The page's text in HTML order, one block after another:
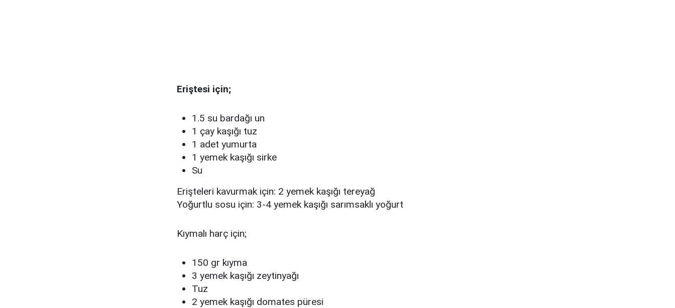
Eriştesi için;
1.5 su bardağı un
1 çay kaşığı tuz
1 adet yumurta
1 yemek kaşığı sirke
Su
Erişteleri kavurmak için: 2 yemek kaşığı tereyağ
Yoğurtlu sosu için: 3-4 yemek kaşığı sarımsaklı yoğurt
Kıymalı harç için;
150 gr kıyma
3 yemek kaşığı zeytinyağı
Tuz
2 yemek kaşığı domates püresi